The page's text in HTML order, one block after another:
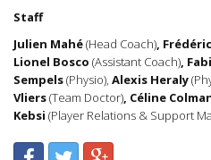
Staff
Julien Mahé(Head Coach),
Lionel Bosco (Assistant Coach),
Sempels(Physio), Alexis Heraly
Vliers(Team Doctor), Céline
Kebsi (Player Relations & Support